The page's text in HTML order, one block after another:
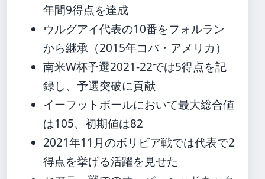
年間9得点を達成
ウルグアイ代表の10番をフォルラン
から継承（2015年コパ・アメリカ）
南米W杯予選2021-22では5得点を記
録し、予選突破に貢献
イーフットボールにおいて最大総合値
は105、初期値は82
2021年11月のボリビア戦では代表で2
得点を挙げる活躍を見せた